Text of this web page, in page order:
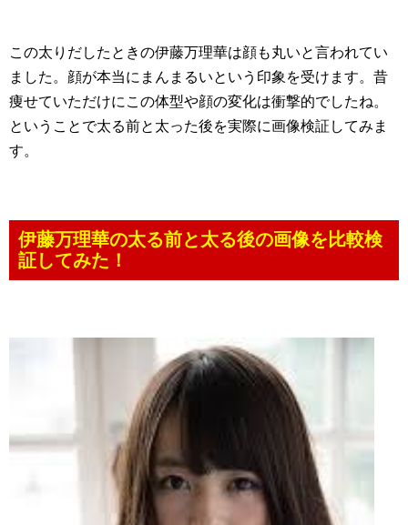
この太りだしたときの伊藤万理華は顔も丸いと言われてい
ました。顔が本当にまんまるいという印象を受けます。昔
痩せていただけにこの体型や顔の変化は衝撃的でしたね。
ということで太る前と太った後を実際に画像検証してみま
す。
伊藤万理華の太る前と太る後の画像を比較検
証してみた！